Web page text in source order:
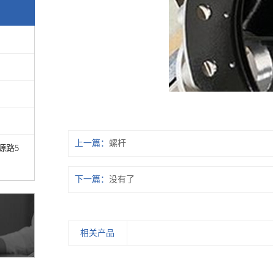
路5
上一篇： 螺杆
下一篇： 没有了
相关产品